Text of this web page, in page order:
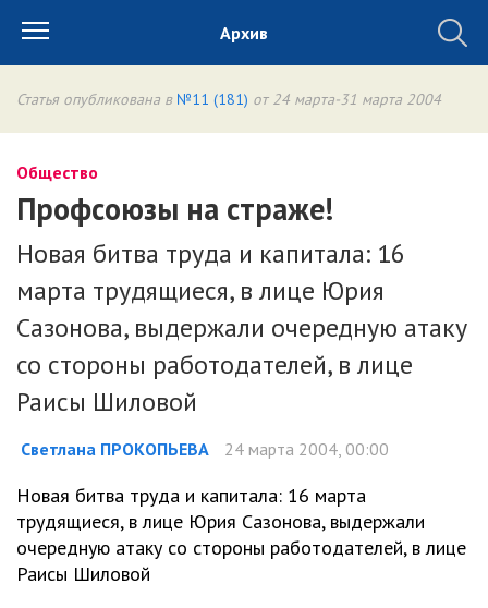
Архив
Статья опубликована в №11 (181) от 24 марта-31 марта 2004
Общество
Профсоюзы на страже!
Новая битва труда и капитала: 16
марта трудящиеся, в лице Юрия
Сазонова, выдержали очередную атаку
со стороны работодателей, в лице
Раисы Шиловой
Светлана ПРОКОПЬЕВА 24 марта 2004, 00:00
Новая битва труда и капитала: 16 марта
трудящиеся, в лице Юрия Сазонова, выдержали
очередную атаку со стороны работодателей, в лице
Раисы Шиловой